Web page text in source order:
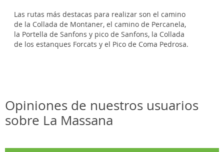
Las rutas más destacas para realizar son el camino
de la Collada de Montaner, el camino de Percanela,
la Portella de Sanfons y pico de Sanfons, la Collada
de los estanques Forcats y el Pico de Coma Pedrosa.
Opiniones de nuestros usuarios
sobre La Massana